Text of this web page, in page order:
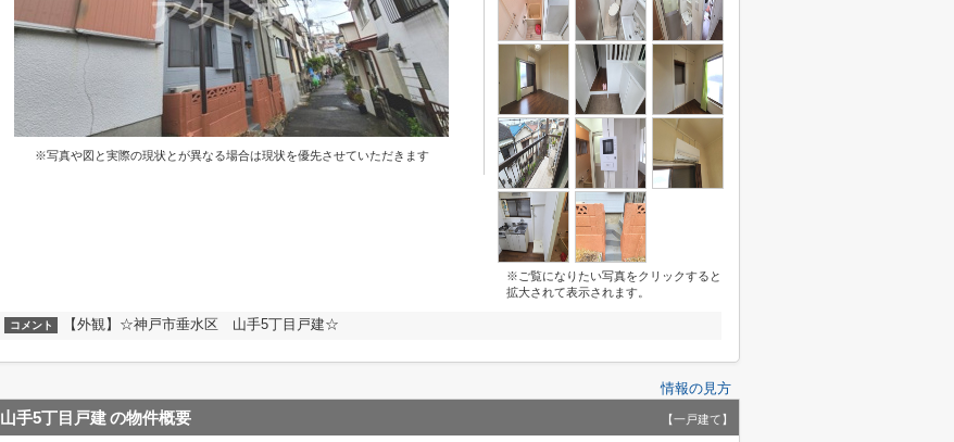
※写真や図と実際の現状とが異なる場合は現状を優先させていただきます
※ご覧になりたい写真をクリックすると
拡大されて表示されます。
コメント 【外観】☆神戸市垂水区 山手5丁目戸建☆
情報の見方
山手5丁目戸建の物件概要 【一戸建て】